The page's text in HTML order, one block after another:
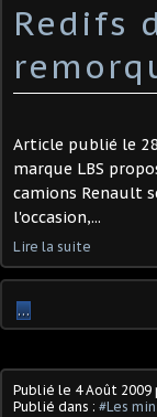
Redifs
Article publié le
marque LBS
camions Renault
l'occasion,...
Lire la suite
…
Publié le 4 Août 2009
Publié dans : #Les